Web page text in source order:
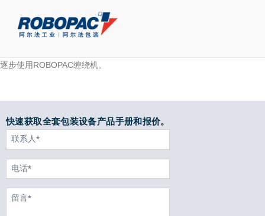
美的集团（SZ.000333）是一家集消费电器、暖通空调、机器人与自
逐步使用ROBOPAC缠绕机。
快速获取全套包装设备产品手册和报价。